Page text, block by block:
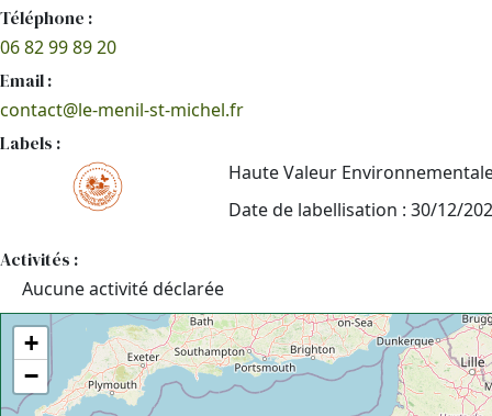
Téléphone :
06 82 99 89 20
Email :
contact@le-menil-st-michel.fr
Labels :
Haute Valeur
Date de labellisation : 30/12/
Activités :
Aucune activité déclarée
+
−